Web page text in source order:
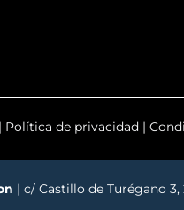
| Política de privacidad |
| c/ Castillo de Turégano 3,